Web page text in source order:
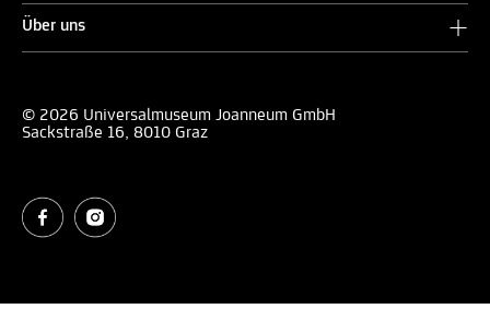
Über uns
© 2026 Universalmuseum Joanneum GmbH
Sackstraße 16, 8010 Graz